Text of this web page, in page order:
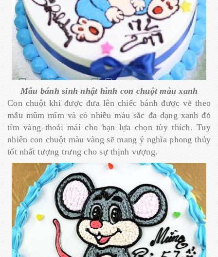
Mẫu bánh sinh nhật hình con chuột màu xanh
Con chuột khi được đưa lên chiếc bánh được vẽ theo
mẫu mũm mĩm và có nhiều màu sắc đa dạng xanh đỏ
tím vàng thoải mái cho bạn lựa chọn tùy thích. Tuy
nhiên con chuột màu vàng sẽ mang ý nghĩa phong thủy
tốt nhất tượng trưng cho sự thịnh vượng.